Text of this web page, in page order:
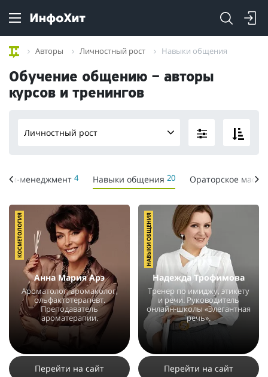
Авторы Личностный рост Навыки общения
Обучение общению – авторы
курсов и тренингов
Личностный рост
менеджмент 4 Навыки общения 20 Ораторское
Анна Мария Арэ
Ароматолог, аромаколог,
ольфактотерапевт.
Преподаватель
ароматерапии.
КОСМЕТОЛОГИЯ
Перейти на сайт
Надежда Трофимова
Тренер по имиджу, этикету
и речи. Руководитель
онлайн-школы «Элегантная
речь».
14584
НАВЫКИ ОБЩЕНИЯ
Перейти на сайт